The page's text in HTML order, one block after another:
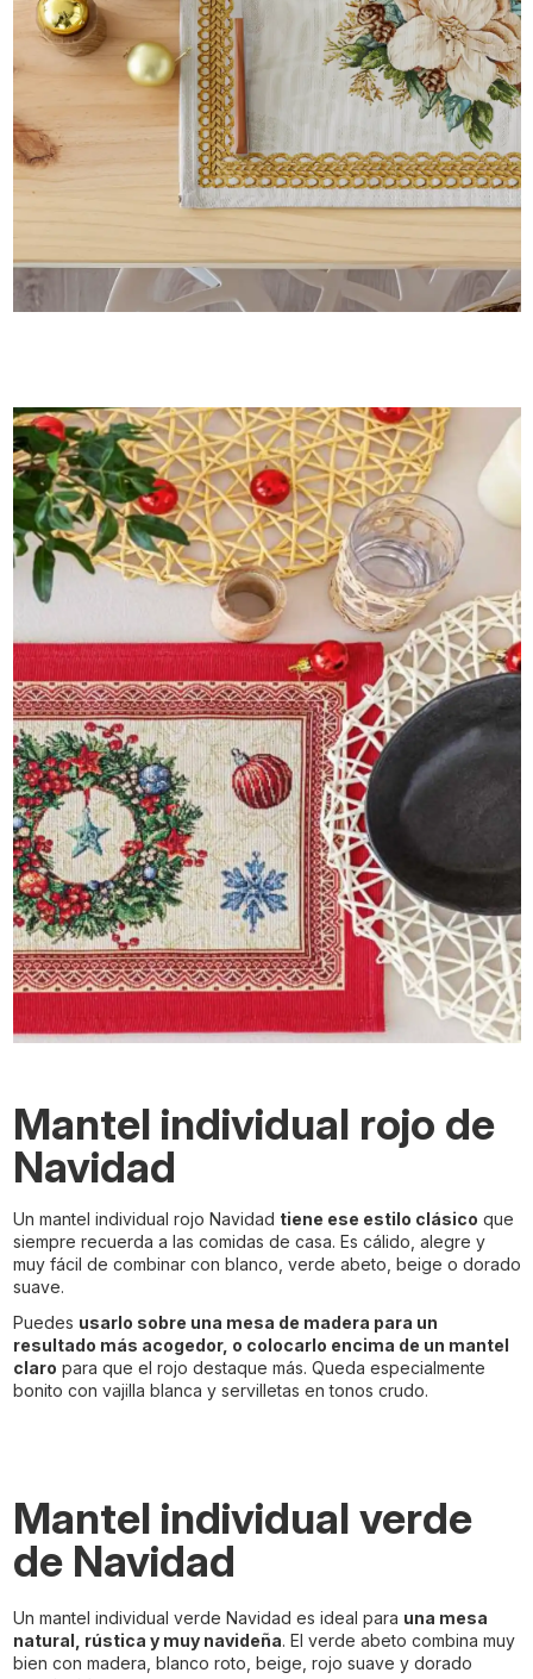
Mantel individual rojo de
Navidad
Un mantel individual rojo Navidad tiene ese estilo clásico que
siempre recuerda a las comidas de casa. Es cálido, alegre y
muy fácil de combinar con blanco, verde abeto, beige o dorado
suave.
Puedes usarlo sobre una mesa de madera para un
resultado más acogedor, o colocarlo encima de un mantel
claro para que el rojo destaque más. Queda especialmente
bonito con vajilla blanca y servilletas en tonos crudo.
Mantel individual verde
de Navidad
Un mantel individual verde Navidad es ideal para una mesa
natural, rústica y muy navideña. El verde abeto combina muy
bien con madera, blanco roto, beige, rojo suave y dorado